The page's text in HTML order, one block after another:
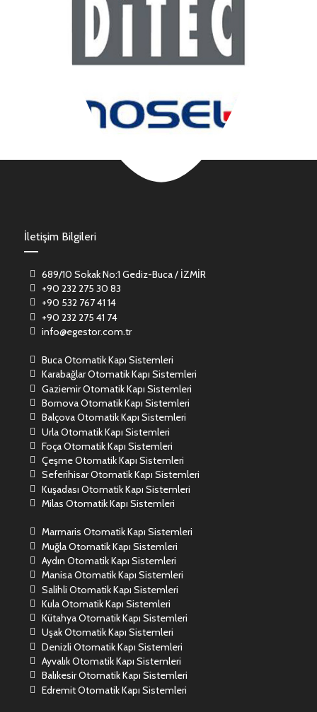
İletişim Bilgileri
689/10 Sokak No:1 Gediz-Buca / İZMİR
+90 232 275 30 83
+90 532 767 41 14
+90 232 275 41 74
info@egestor.com.tr
Buca Otomatik Kapı Sistemleri
Karabağlar Otomatik Kapı Sistemleri
Gaziemir Otomatik Kapı Sistemleri
Bornova Otomatik Kapı Sistemleri
Balçova Otomatik Kapı Sistemleri
Urla Otomatik Kapı Sistemleri
Foça Otomatik Kapı Sistemleri
Çeşme Otomatik Kapı Sistemleri
Seferihisar Otomatik Kapı Sistemleri
Kuşadası Otomatik Kapı Sistemleri
Milas Otomatik Kapı Sistemleri
Marmaris Otomatik Kapı Sistemleri
Muğla Otomatik Kapı Sistemleri
Aydın Otomatik Kapı Sistemleri
Manisa Otomatik Kapı Sistemleri
Salihli Otomatik Kapı Sistemleri
Kula Otomatik Kapı Sistemleri
Kütahya Otomatik Kapı Sistemleri
Uşak Otomatik Kapı Sistemleri
Denizli Otomatik Kapı Sistemleri
Ayvalık Otomatik Kapı Sistemleri
Balıkesir Otomatik Kapı Sistemleri
Edremit Otomatik Kapı Sistemleri